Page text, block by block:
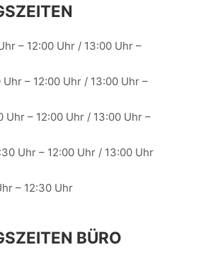
– 12:00 Uhr / 13:00 Uhr –
Uhr – 12:00 Uhr / 13:00 Uhr –
Uhr – 12:00 Uhr / 13:00 Uhr –
Uhr – 12:00 Uhr / 13:00 Uhr
– 12:30 Uhr
BÜRO